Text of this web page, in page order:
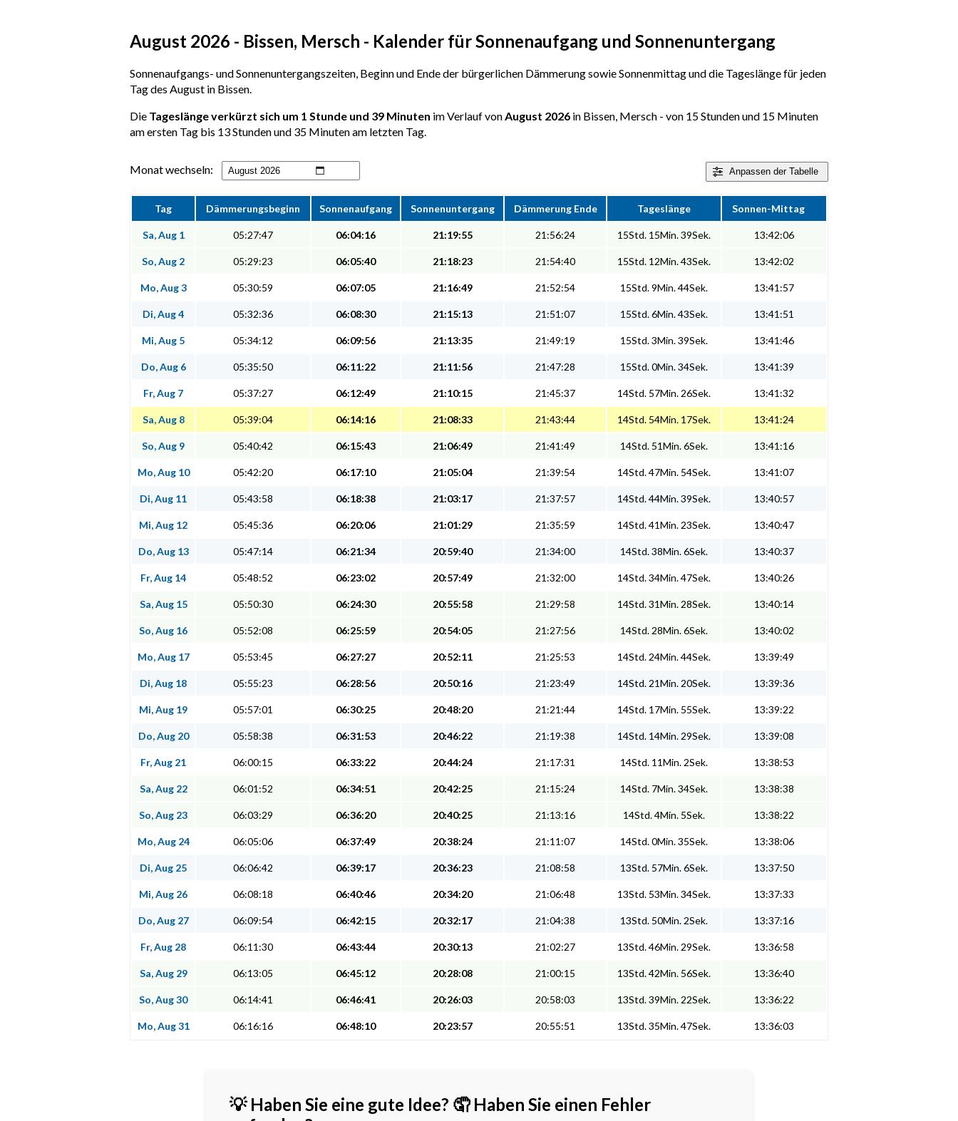
August 2026 - Bissen, Mersch - Kalender für Sonnenaufgang und Sonnenuntergang
Sonnenaufgangs- und Sonnenuntergangszeiten, Beginn und Ende der bürgerlichen Dämmerung sowie Sonnenmittag und die Tageslänge für jeden
Tag des August in Bissen.
Die Tageslänge verkürzt sich um 1 Stunde und 39 Minuten im Verlauf von August 2026 in Bissen, Mersch - von 15 Stunden und 15 Minuten
am ersten Tag bis 13 Stunden und 35 Minuten am letzten Tag.
Anpassen der Tabelle
Monat wechseln:
Tag Dämmerungsbeginn Sonnenaufgang Sonnenuntergang Dämmerung Ende Tageslänge Sonnen-Mittag
Sa, Aug 1 05:27:47 06:04:16 21:19:55 21:56:24 15Std. 15Min. 39Sek. 13:42:06
So, Aug 2 05:29:23 06:05:40 21:18:23 21:54:40 15Std. 12Min. 43Sek. 13:42:02
Mo, Aug 3 05:30:59 06:07:05 21:16:49 21:52:54 15Std. 9Min. 44Sek. 13:41:57
Di, Aug 4 05:32:36 06:08:30 21:15:13 21:51:07 15Std. 6Min. 43Sek. 13:41:51
Mi, Aug 5 05:34:12 06:09:56 21:13:35 21:49:19 15Std. 3Min. 39Sek. 13:41:46
Do, Aug 6 05:35:50 06:11:22 21:11:56 21:47:28 15Std. 0Min. 34Sek. 13:41:39
Fr, Aug 7 05:37:27 06:12:49 21:10:15 21:45:37 14Std. 57Min. 26Sek. 13:41:32
Sa, Aug 8 05:39:04 06:14:16 21:08:33 21:43:44 14Std. 54Min. 17Sek. 13:41:24
So, Aug 9 05:40:42 06:15:43 21:06:49 21:41:49 14Std. 51Min. 6Sek. 13:41:16
Mo, Aug 10 05:42:20 06:17:10 21:05:04 21:39:54 14Std. 47Min. 54Sek. 13:41:07
Di, Aug 11 05:43:58 06:18:38 21:03:17 21:37:57 14Std. 44Min. 39Sek. 13:40:57
Mi, Aug 12 05:45:36 06:20:06 21:01:29 21:35:59 14Std. 41Min. 23Sek. 13:40:47
Do, Aug 13 05:47:14 06:21:34 20:59:40 21:34:00 14Std. 38Min. 6Sek. 13:40:37
Fr, Aug 14 05:48:52 06:23:02 20:57:49 21:32:00 14Std. 34Min. 47Sek. 13:40:26
Sa, Aug 15 05:50:30 06:24:30 20:55:58 21:29:58 14Std. 31Min. 28Sek. 13:40:14
So, Aug 16 05:52:08 06:25:59 20:54:05 21:27:56 14Std. 28Min. 6Sek. 13:40:02
Mo, Aug 17 05:53:45 06:27:27 20:52:11 21:25:53 14Std. 24Min. 44Sek. 13:39:49
Di, Aug 18 05:55:23 06:28:56 20:50:16 21:23:49 14Std. 21Min. 20Sek. 13:39:36
Mi, Aug 19 05:57:01 06:30:25 20:48:20 21:21:44 14Std. 17Min. 55Sek. 13:39:22
Do, Aug 20 05:58:38 06:31:53 20:46:22 21:19:38 14Std. 14Min. 29Sek. 13:39:08
Fr, Aug 21 06:00:15 06:33:22 20:44:24 21:17:31 14Std. 11Min. 2Sek. 13:38:53
Sa, Aug 22 06:01:52 06:34:51 20:42:25 21:15:24 14Std. 7Min. 34Sek. 13:38:38
So, Aug 23 06:03:29 06:36:20 20:40:25 21:13:16 14Std. 4Min. 5Sek. 13:38:22
Mo, Aug 24 06:05:06 06:37:49 20:38:24 21:11:07 14Std. 0Min. 35Sek. 13:38:06
Di, Aug 25 06:06:42 06:39:17 20:36:23 21:08:58 13Std. 57Min. 6Sek. 13:37:50
Mi, Aug 26 06:08:18 06:40:46 20:34:20 21:06:48 13Std. 53Min. 34Sek. 13:37:33
Do, Aug 27 06:09:54 06:42:15 20:32:17 21:04:38 13Std. 50Min. 2Sek. 13:37:16
Fr, Aug 28 06:11:30 06:43:44 20:30:13 21:02:27 13Std. 46Min. 29Sek. 13:36:58
Sa, Aug 29 06:13:05 06:45:12 20:28:08 21:00:15 13Std. 42Min. 56Sek. 13:36:40
So, Aug 30 06:14:41 06:46:41 20:26:03 20:58:03 13Std. 39Min. 22Sek. 13:36:22
Mo, Aug 31 06:16:16 06:48:10 20:23:57 20:55:51 13Std. 35Min. 47Sek. 13:36:03
💡 Haben Sie eine gute Idee? 🤦 Haben Sie einen Fehler